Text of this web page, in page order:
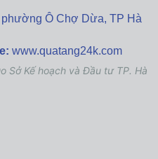
phường Ô Chợ Dừa, TP Hà
www.quatang24k.com
Sở Kế hoạch và Đầu tư TP. Hà